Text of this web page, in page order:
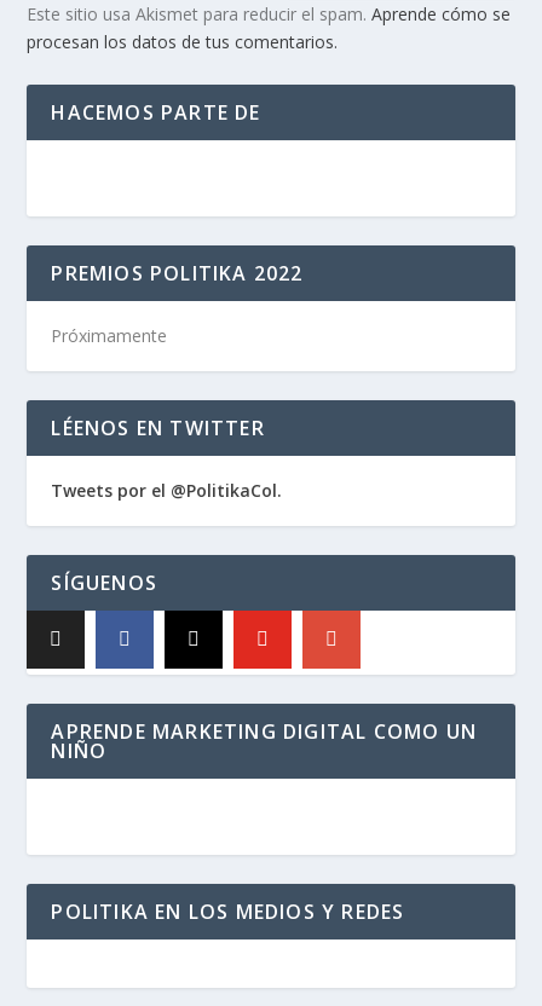
Este sitio usa Akismet para reducir el spam.Aprende cómo se
procesan los datos de tus comentarios.
HACEMOS PARTE DE
PREMIOS POLITIKA 2022
Próximamente
LÉENOS EN TWITTER
Tweets por el @PolitikaCol.
SÍGUENOS
APRENDE MARKETING DIGITAL COMO UN
NIÑO
POLITIKA EN LOS MEDIOS Y REDES